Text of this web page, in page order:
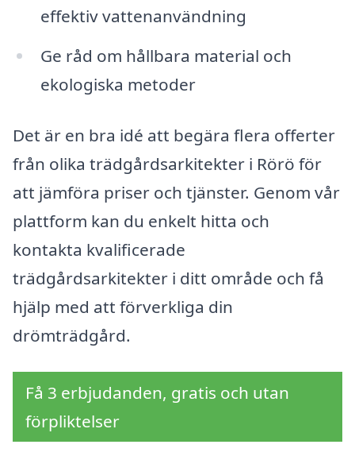
effektiv vattenanvändning
Ge råd om hållbara material och
ekologiska metoder
Det är en bra idé att begära flera offerter
från olika trädgårdsarkitekter i Rörö för
att jämföra priser och tjänster. Genom vår
plattform kan du enkelt hitta och
kontakta kvalificerade
trädgårdsarkitekter i ditt område och få
hjälp med att förverkliga din
drömträdgård.
Få 3 erbjudanden, gratis och utan
förpliktelser